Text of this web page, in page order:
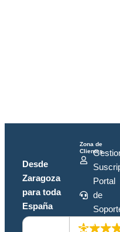
Desde
Zaragoza
para toda
España
Zona de
Clientes
Portal
de
Portal